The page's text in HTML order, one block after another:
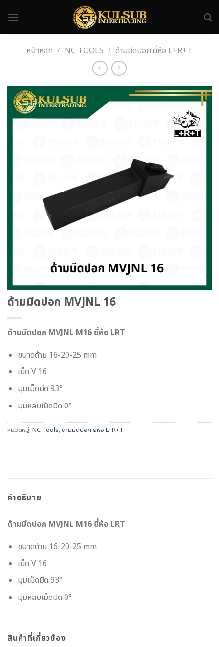
หน้าหลัก / NC TOOLS / ด้ามมีดปอก ยี่ห้อ L+R+T
ด้ามมีดปอก MVJNL 16
ด้ามมีดปอก MVJNL M16 ยี่ห้อ LRT
ขนาดด้าม 16-20-25 mm
เม็ด V 16
มุมเม็ดมีด 93°
มุมหลบเม็ดมีด 0°
หมวดหมู่: NC Tools,ด้ามมีดปอก ยี่ห้อ L+R+T
คำอธิบาย
ด้ามมีดปอก MVJNL M16 ยี่ห้อ LRT
ขนาดด้าม 16-20-25 mm
เม็ด V 16
มุมเม็ดมีด 93°
มุมหลบเม็ดมีด 0°
สินค้าที่เกี่ยวข้อง